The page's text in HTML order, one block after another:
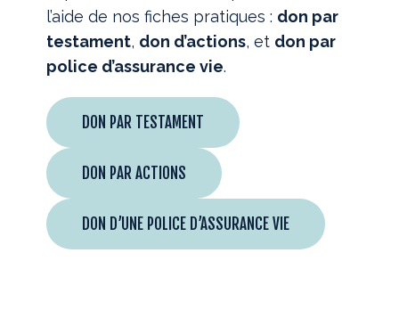
l’aide de nos fiches pratiques : don par
testament, don d’actions, et don par
police d’assurance vie.
DON PAR TESTAMENT
DON PAR ACTIONS
DON D’UNE POLICE D’ASSURANCE VIE